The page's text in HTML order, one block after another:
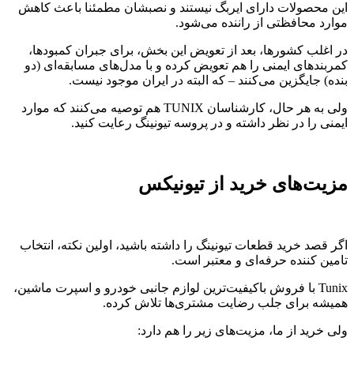
این محصولات دارای ایربگ نیستند و نصبشان مطمئنا باعث کاهش
موارد محافظتی از راننده می‌شود.
در اغلب کشورها، بعد از تعویض این بخش، برای جبران کمبودها،
کمربندهای ایمنی را هم تعویض کرده و با مدل‌های مسابقه‌ای (دو
بنده) جایگزین می‌کنند – که البته در ایران موجود نیست.
ولی به هر حال، کارشناسان TUNIX هم توصیه می‌کنند که موارد
ایمنی را در نظر داشته و در پروسه تیونینگ رعایت کنید.
مزیت‌های خرید از تیونیکس
اگر قصد خرید قطعات تیونینگ را داشته باشید، اولین نکته، انتخاب
تامین کننده حرفه‌ای و معتبر است.
Tunix با فروش باکیفیت‌ترین لوازم جانبی خودرو و اسپرت ماشین،
همیشه برای جلب رضایت مشتری‌ها تلاش کرده.
ولی خرید از ما، مزیت‌های زیر را هم دارد: